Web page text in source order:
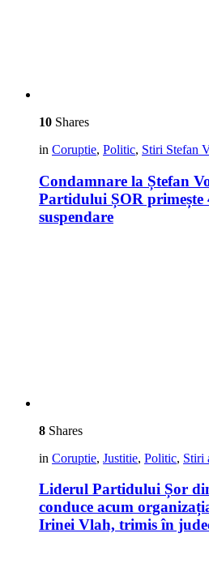
10 Shares
in Coruptie, Politic, Stiri Stefan
Condamnare la Ștefan
Partidului ȘOR primește
suspendare
8 Shares
in Coruptie, Justitie, Politic, Stiri
Liderul Partidului Șor
conduce acum
Irinei Vlah, trimis în